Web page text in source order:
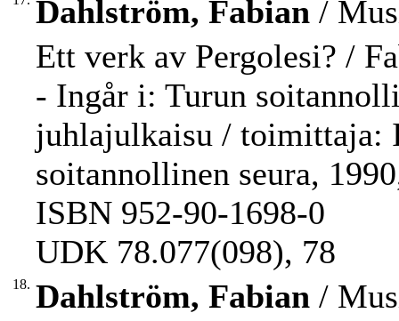
Dahlström, Fabian /
Ett verk av Pergolesi? /
- Ingår i: Turun
juhlajulkaisu / toimittaja:
soitannollinen seura,
ISBN 952-90-1698-0
UDK 78.077(098), 78
18. Dahlström, Fabian /